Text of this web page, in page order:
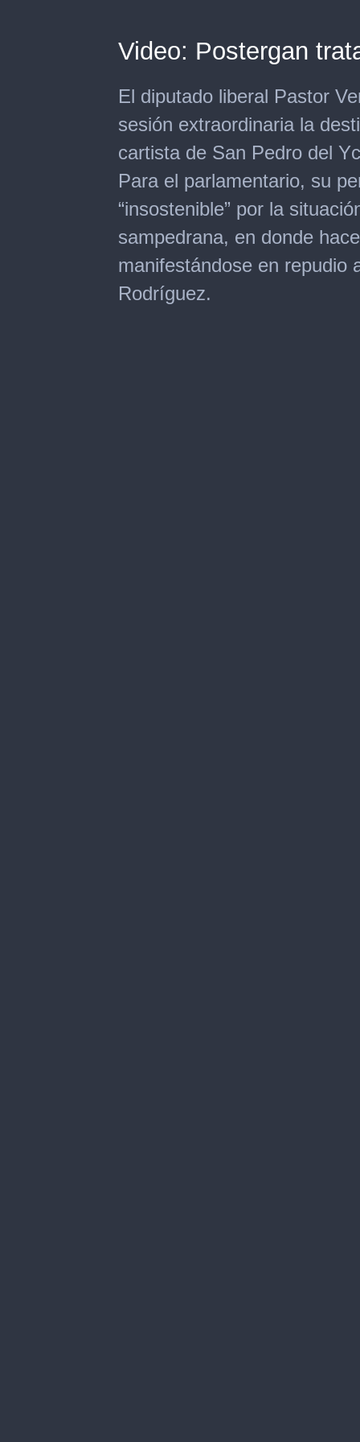
Video: Postergan
El diputado liberal Pastor
sesión extraordinaria la
cartista de San Pedro del
Para el parlamentario, su
“insostenible” por la
sampedrana, en donde
manifestándose en repudio
Rodríguez.